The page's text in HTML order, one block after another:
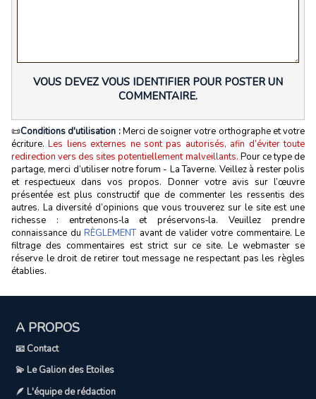
VOUS DEVEZ VOUS IDENTIFIER POUR POSTER UN
COMMENTAIRE.
📜Conditions d'utilisation :Merci de soigner votre orthographe et votre
écriture.Les liens externes ne sont pas autorisés, afin d’éviter toute
redirection vers des sites potentiellement malveillants. Pour ce type de
partage, merci d’utiliser notre forum - La Taverne. Veillez à rester polis
et respectueux dans vos propos. Donner votre avis sur l’œuvre
présentée est plus constructif que de commenter les ressentis des
autres. La diversité d’opinions que vous trouverez sur le site est une
richesse : entretenons‑la et préservons‑la. Veuillez prendre
connaissance du RÈGLEMENTavant de valider votre commentaire. Le
filtrage des commentaires est strict sur ce site. Le webmaster se
réserve le droit de retirer tout message ne respectant pas les règles
établies.
A PROPOS
📧 Contact
💫 Le Galion des Etoiles
🪶 L'équipe de rédaction